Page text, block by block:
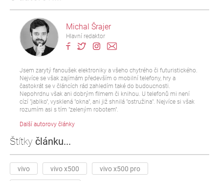
Michal Šrajer
Hlavní redaktor
Jsem zarytý fanoušek elektroniky a všeho chytrého či futuristického.
Nejvíce se však zajímám především o mobilní telefony, hry a
častokrát se v článcích rád zahledím také do budoucnosti.
Nepohrdnu však ani dobrým filmem či knihou. U telefonů mi není
cízí "jablko", vysklená "okna", ani již shnilá "ostružina". Nejvíce si však
rozumím asi s tím "zeleným robotem".
Další autorovy články
Štítky článku...
vivo vivo x500 vivo x500 pro